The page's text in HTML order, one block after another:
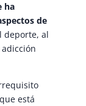
ha
de
deporte, al
está